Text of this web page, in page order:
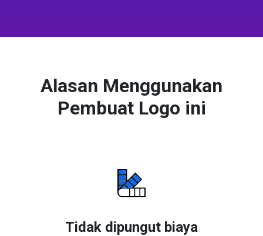
Alasan Menggunakan
Pembuat Logo ini
Tidak dipungut biaya